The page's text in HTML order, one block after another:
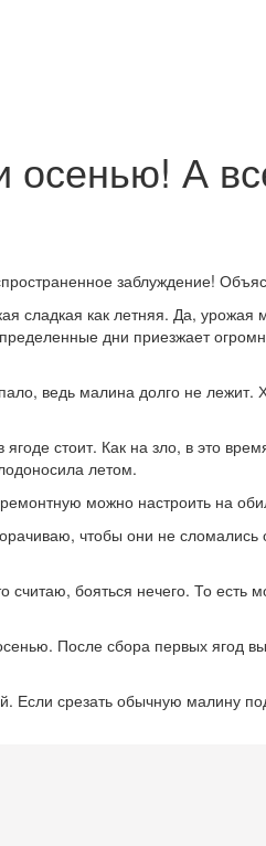
А
заблуждение!
сладкая как летняя. Да, урожая
дни приезжает
ведь малина долго не лежит.
стоит. Как на зло, в это
летом.
можно настроить на
чтобы они не сломались
бояться нечего. То есть
После сбора первых ягод
Если срезать обычную малину